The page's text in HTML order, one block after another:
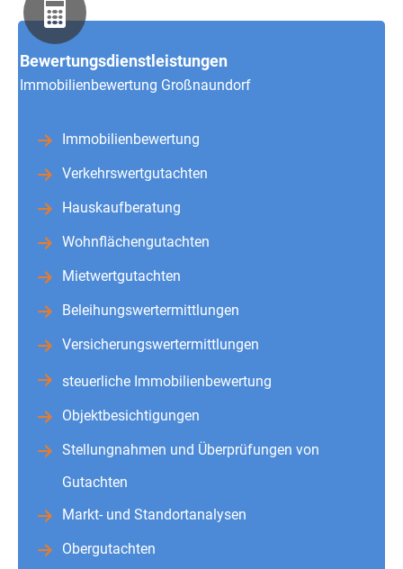
Bewertungsdienstleistungen
Immobilienbewertung Großnaundorf
Immobilienbewertung
Verkehrswertgutachten
Hauskaufberatung
Wohnflächengutachten
Mietwertgutachten
Beleihungswertermittlungen
Versicherungswertermittlungen
steuerliche Immobilienbewertung
Objektbesichtigungen
Stellungnahmen und Überprüfungen von
Gutachten
Markt- und Standortanalysen
Obergutachten